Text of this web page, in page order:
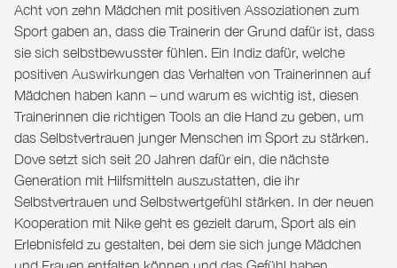
Acht von zehn Mädchen mit positiven Assoziationen zum
Sport gaben an, dass die Trainerin der Grund dafür ist, dass
sie sich selbstbewusster fühlen. Ein Indiz dafür, welche
positiven Auswirkungen das Verhalten von Trainerinnen auf
Mädchen haben kann – und warum es wichtig ist, diesen
Trainerinnen die richtigen Tools an die Hand zu geben, um
das Selbstvertrauen junger Menschen im Sport zu stärken.
Dove setzt sich seit 20 Jahren dafür ein, die nächste
Generation mit Hilfsmitteln auszustatten, die ihr
Selbstvertrauen und Selbstwertgefühl stärken. In der neuen
Kooperation mit Nike geht es gezielt darum, Sport als ein
Erlebnisfeld zu gestalten, bei dem sie sich junge Mädchen